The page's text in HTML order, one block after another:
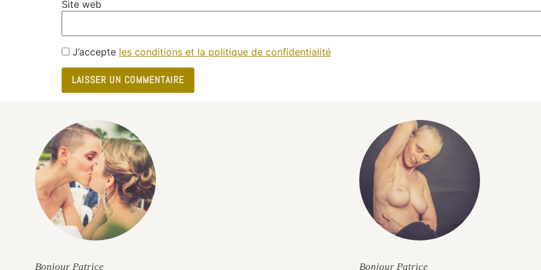
Site web
J’accepte les conditions et la politique de confidentialité
Bonjour Patrice Bonjour Patrice